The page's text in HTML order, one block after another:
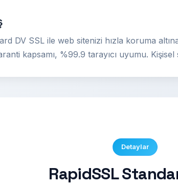
DV SSL ile web sitenizi hızla koruma
kapsamı, %99.9 tarayıcı uyumu.
Detaylar
RapidSSL